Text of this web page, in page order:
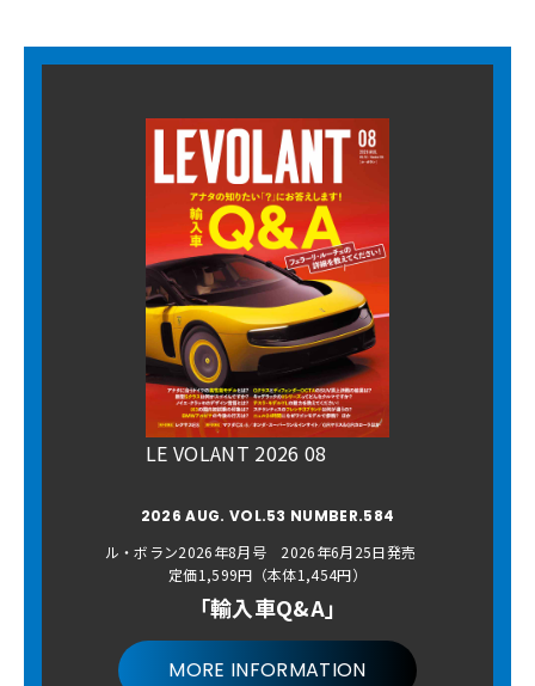
LE VOLANT 2026 08
2026 AUG. VOL.53 NUMBER.584
ル・ボラン2026年8月号 2026年6月25日発売
定価1,599円（本体1,454円）
「輸入車Q&A」
MORE INFORMATION